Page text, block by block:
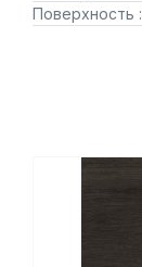
Поверхность :